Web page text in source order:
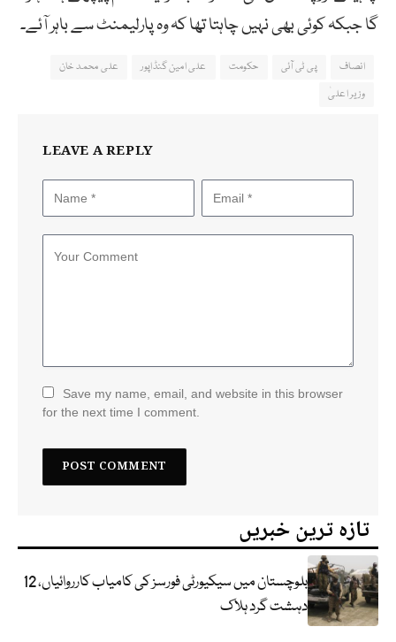
گا جبکہ کوئی بھی نہیں چاہتا تھا کہ وہ پارلیمنٹ سے باہر آئے۔
انصاف پی ٹی آئی حکومت علی امین گنڈاپور
علی محمد خان
وزیر اعلیٰ
LEAVE A REPLY
Save my name, email, and website in this browser
for the next time I comment.
تازہ ترین خبریں
بلوچستان میں سیکیورٹی فورسز کی کامیاب کارروائیاں، 12
دہشت گرد ہلاک